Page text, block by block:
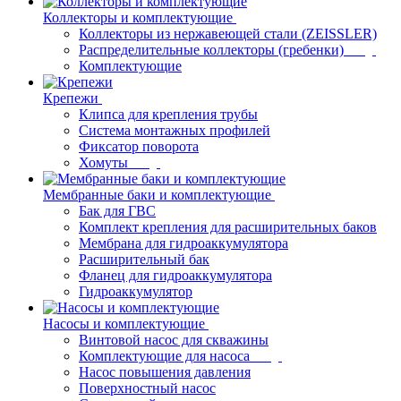
Коллекторы и комплектующие
Коллекторы из нержавеющей стали (ZEISSLER)
Распределительные коллекторы (гребенки)
Комплектующие
Крепежи
Клипса для крепления трубы
Система монтажных профилей
Фиксатор поворота
Хомуты
Мембранные баки и комплектующие
Бак для ГВС
Комплект крепления для расширительных баков
Мембрана для гидроаккумулятора
Расширительный бак
Фланец для гидроаккумулятора
Гидроаккумулятор
Насосы и комплектующие
Винтовой насос для скважины
Комплектующие для насоса
Насос повышения давления
Поверхностный насос